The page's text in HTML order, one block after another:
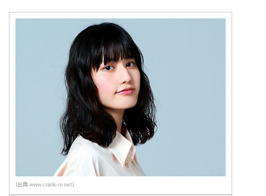
(出典 www.crank-in.net)